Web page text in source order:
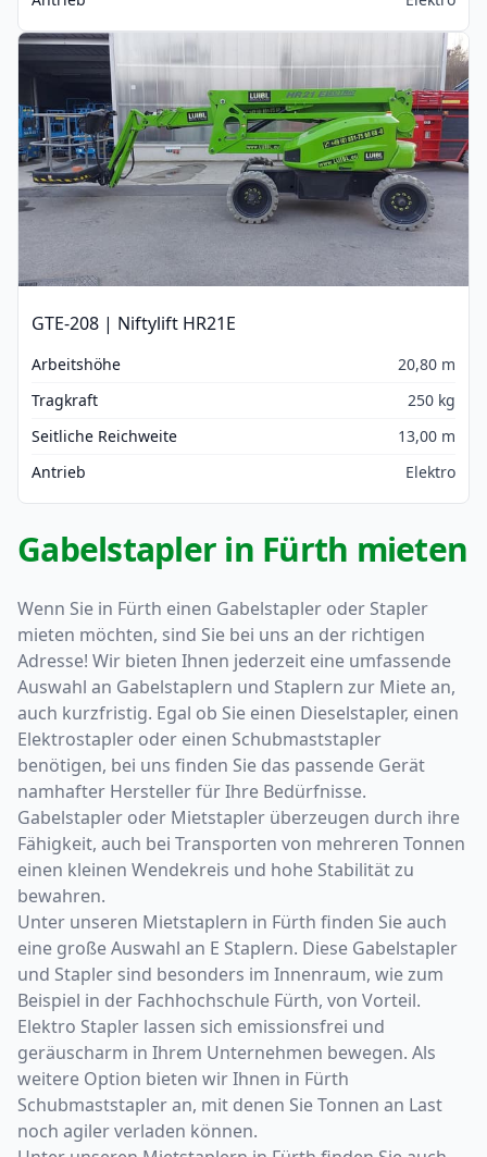
GTE-208 | Niftylift HR21E
Arbeitshöhe
20,80 m
Tragkraft
250 kg
Seitliche Reichweite
13,00 m
Antrieb
Elektro
Gabelstapler in Fürth mieten
Wenn Sie in Fürth einen Gabelstapler oder Stapler
mieten möchten, sind Sie bei uns an der richtigen
Adresse! Wir bieten Ihnen jederzeit eine umfassende
Auswahl an Gabelstaplern und Staplern zur Miete an,
auch kurzfristig. Egal ob Sie einen Dieselstapler, einen
Elektrostapler oder einen Schubmaststapler
benötigen, bei uns finden Sie das passende Gerät
namhafter Hersteller für Ihre Bedürfnisse.
Gabelstapler oder Mietstapler überzeugen durch ihre
Fähigkeit, auch bei Transporten von mehreren Tonnen
einen kleinen Wendekreis und hohe Stabilität zu
bewahren.
Unter unseren Mietstaplern in Fürth finden Sie auch
eine große Auswahl an E Staplern. Diese Gabelstapler
und Stapler sind besonders im Innenraum, wie zum
Beispiel in der Fachhochschule Fürth, von Vorteil.
Elektro Stapler lassen sich emissionsfrei und
geräuscharm in Ihrem Unternehmen bewegen. Als
weitere Option bieten wir Ihnen in Fürth
Schubmaststapler an, mit denen Sie Tonnen an Last
noch agiler verladen können.